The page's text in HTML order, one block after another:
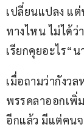
เปลี่ยนแปลง แต่
ทางไหน ไม่ได้ว่
เรียกคุยอะไร“น
เมื่อถามว่ากังว
พรรคลาออกเพิ่
อีกแล้ว มีแต่คนจ